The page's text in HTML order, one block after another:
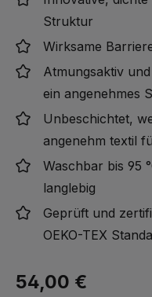
Struktur
Wirksame
Atmungsaktiv
ein angenehmes
Unbeschichtet,
angenehm textil
Waschbar bis 95
langlebig
Geprüft und
OEKO-TEX
Regulärer Preis:
54,00 €